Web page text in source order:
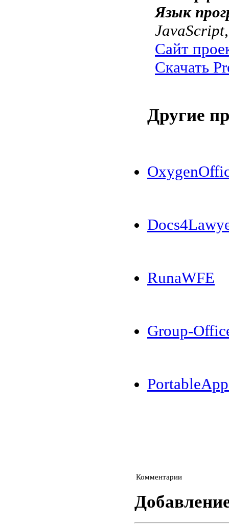
Язык
Сайт
Скачать
Другие
RunaWFE
Group-
Комментарии